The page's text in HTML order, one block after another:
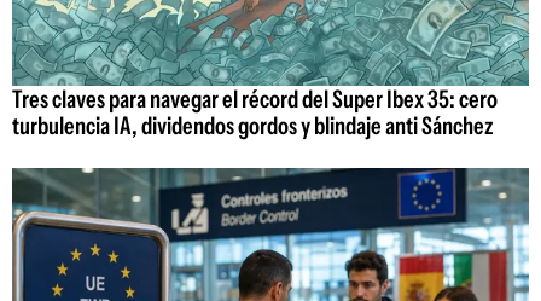
Tres claves para navegar el récord del Super Ibex 35: cero
turbulencia IA, dividendos gordos y blindaje anti Sánchez